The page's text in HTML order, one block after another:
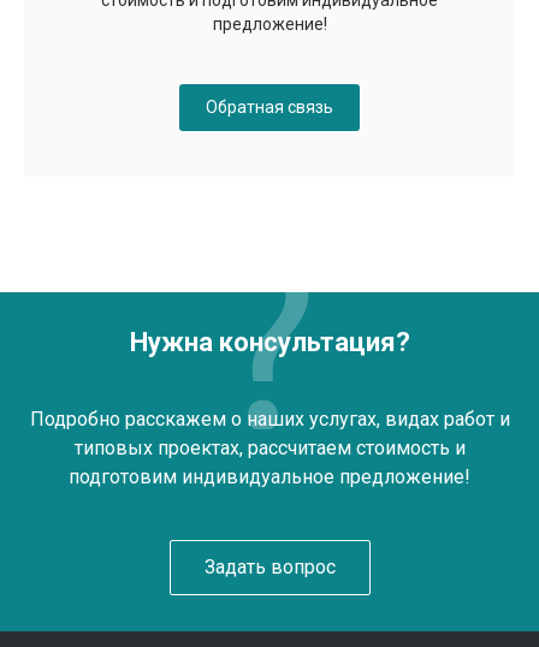
предложение!
Обратная связь
Нужна консультация?
Подробно расскажем о наших услугах, видах работ и
типовых проектах, рассчитаем стоимость и
подготовим индивидуальное предложение!
Задать вопрос